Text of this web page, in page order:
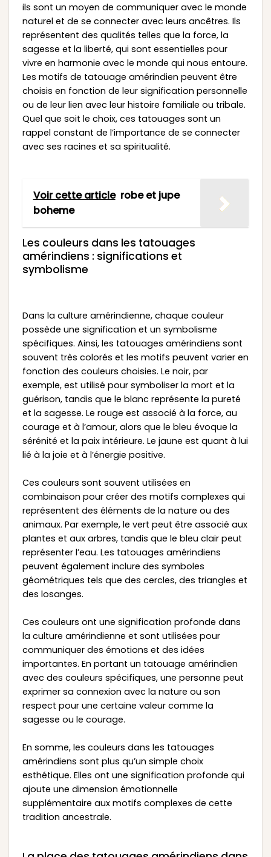
ils sont un moyen de communiquer avec le monde
naturel et de se connecter avec leurs ancêtres. Ils
représentent des qualités telles que la force, la
sagesse et la liberté, qui sont essentielles pour
vivre en harmonie avec le monde qui nous entoure.
Les motifs de tatouage amérindien peuvent être
choisis en fonction de leur signification personnelle
ou de leur lien avec leur histoire familiale ou tribale.
Quel que soit le choix, ces tatouages sont un
rappel constant de l’importance de se connecter
avec ses racines et sa spiritualité.
Voir cette article robe et jupe
boheme
Les couleurs dans les tatouages
amérindiens : significations et
symbolisme
Dans la culture amérindienne, chaque couleur
possède une signification et un symbolisme
spécifiques. Ainsi, les tatouages amérindiens sont
souvent très colorés et les motifs peuvent varier en
fonction des couleurs choisies. Le noir, par
exemple, est utilisé pour symboliser la mort et la
guérison, tandis que le blanc représente la pureté
et la sagesse. Le rouge est associé à la force, au
courage et à l’amour, alors que le bleu évoque la
sérénité et la paix intérieure. Le jaune est quant à lui
lié à la joie et à l’énergie positive.
Ces couleurs sont souvent utilisées en
combinaison pour créer des motifs complexes qui
représentent des éléments de la nature ou des
animaux. Par exemple, le vert peut être associé aux
plantes et aux arbres, tandis que le bleu clair peut
représenter l’eau. Les tatouages amérindiens
peuvent également inclure des symboles
géométriques tels que des cercles, des triangles et
des losanges.
Ces couleurs ont une signification profonde dans
la culture amérindienne et sont utilisées pour
communiquer des émotions et des idées
importantes. En portant un tatouage amérindien
avec des couleurs spécifiques, une personne peut
exprimer sa connexion avec la nature ou son
respect pour une certaine valeur comme la
sagesse ou le courage.
En somme, les couleurs dans les tatouages
amérindiens sont plus qu’un simple choix
esthétique. Elles ont une signification profonde qui
ajoute une dimension émotionnelle
supplémentaire aux motifs complexes de cette
tradition ancestrale.